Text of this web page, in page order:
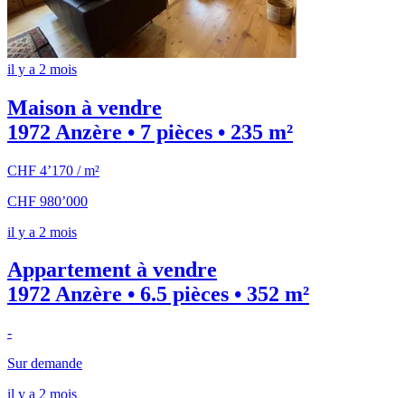
il y a 2 mois
Maison à vendre
1972 Anzère • 7 pièces • 235 m²
CHF 4’170 / m²
CHF 980’000
il y a 2 mois
Appartement à vendre
1972 Anzère • 6.5 pièces • 352 m²
-
Sur demande
il y a 2 mois